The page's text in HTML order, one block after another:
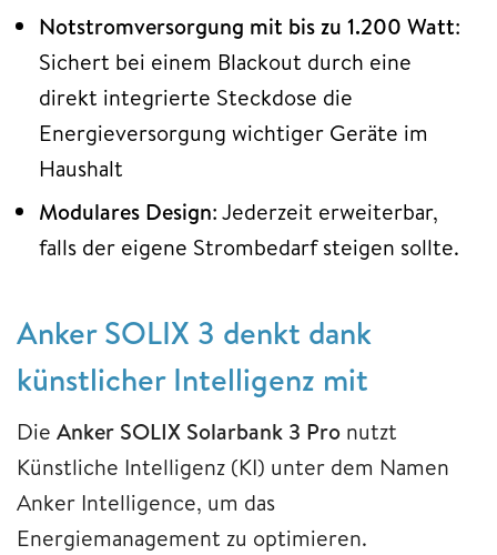
Notstromversorgung mit bis zu 1.200 Watt:
Sichert bei einem Blackout durch eine
direkt integrierte Steckdose die
Energieversorgung wichtiger Geräte im
Haushalt
Modulares Design: Jederzeit erweiterbar,
falls der eigene Strombedarf steigen sollte.
Anker SOLIX 3 denkt dank
künstlicher Intelligenz mit
Die Anker SOLIX Solarbank 3 Pro nutzt
Künstliche Intelligenz (KI) unter dem Namen
Anker Intelligence, um das
Energiemanagement zu optimieren.